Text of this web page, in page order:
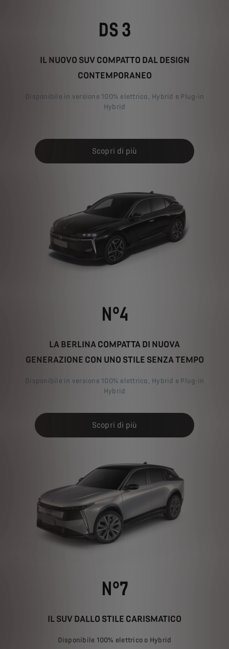
DS 3
IL NUOVO SUV COMPATTO DAL DESIGN
CONTEMPORANEO
Disponibile in versione 100% elettrica, Hybrid e Plug-in
Hybrid
Scopri di più
N°4
LA BERLINA COMPATTA DI NUOVA
GENERAZIONE CON UNO STILE SENZA TEMPO
Disponibile in versione 100% elettrica, Hybrid e Plug-in
Hybrid
Scopri di più
N°7
IL SUV DALLO STILE CARISMATICO
Disponibile 100% elettrico o Hybrid